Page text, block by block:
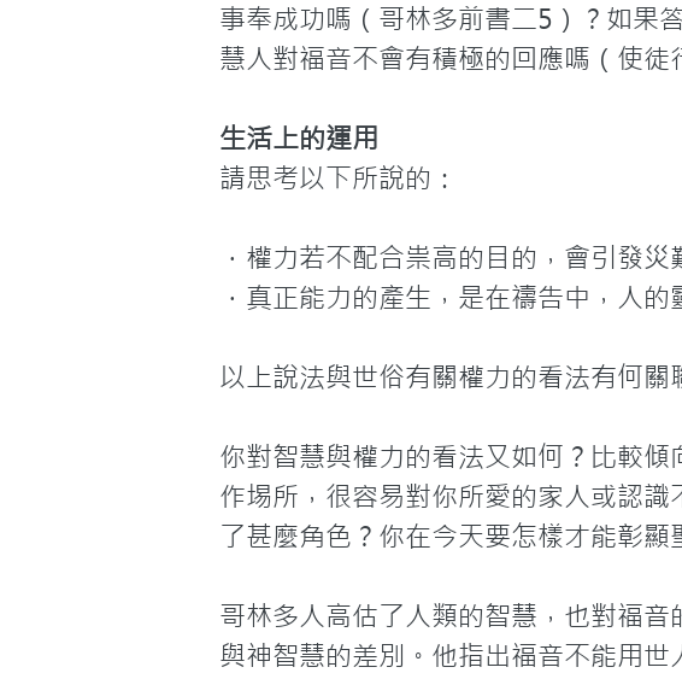
事奉成功嗎（哥林多前書二5）？如果
生活上的運用
請思考以下所說的：
．權力若不配合祟高的目的，會引發
．真正能力的產生，是在禱告中，人
以上說法與世俗有關權力的看法有何
你對智慧與權力的看法又如何？比較
作埸所，很容易對你所愛的家人或認
了甚麼角色？你在今天要怎樣才能彰顯
哥林多人高估了人類的智慧，也對福
與神智慧的差別。他指出福音不能用